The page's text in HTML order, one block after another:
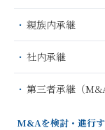
親族内承継
社内承継
第三者承継（
M&Aを検討・進行